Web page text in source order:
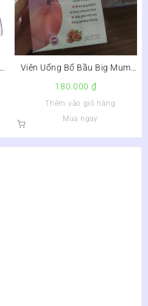
Viên Uống Bổ Bầu Big Mum
ĐP Lọ 30 Viên
180.000 ₫
Thêm vào giỏ hàng
Mua ngay